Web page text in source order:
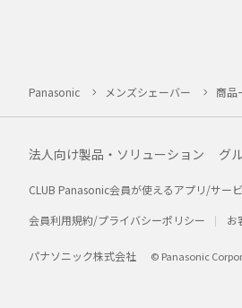
Panasonic メンズシェーバー 商品
法人向け製品・ソリューション グ
CLUB Panasonic会員が使えるアプリ/サー
会員利用規約/プライバシーポリシー
お
パナソニック株式会社 © Panasonic